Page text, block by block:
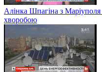
Алінка Шпагіна з Маріуполя
хворобою